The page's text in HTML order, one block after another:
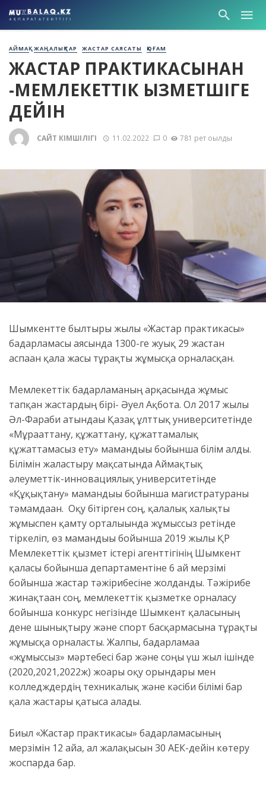
АЙМАҚ ЖАҢАЛЫҚТАР ЖАСТАР САЯСАТЫ ҚОҒАМ
ЖАСТАР ПРАКТИКАСЫНАН
-МЕМЛЕКЕТТІК ҚЫЗМЕТШІГЕ
ДЕЙІН
САЙТ ӘКІМШІЛІГІ 11.02.2022 0 781 рет оқылды
Шымкентте былтырғы жылы «Жастар практикасы»
бағдарламасы аясында 1300-ге жуық 29 жастан
аспаған қала жасы тұрақты жұмысқа орналасқан.
Мемлекеттік бағдарламаның арқасында жұмыс
тапқан жастардың бірі- Әуел Ақбота. Ол 2017 жылы
Әл-Фараби атындағы Қазақ ұлттық университетінде
«Мұрағаттану, құжаттану, құжаттамалық
құжаттамасыз ету» мамандығы бойынша білім алды.
Білімін жалғастыру мақсатында Аймақтық
әлеуметтік-инновациялық университетінде
«Құқықтану» мамандығы бойынша магистратураны
тәмамдаған. Оқу бітірген соң, қалалық халықты
жұмыспен қамту орталығында жұмыссыз ретінде
тіркеліп, өз мамандығы бойынша 2019 жылы ҚР
Мемлекеттік қызмет істері агенттігінің Шымкент
қаласы бойынша департаментіне 6 ай мерзімі
бойынша жастар тәжірибесіне жолданды. Тәжірибе
жинақтаған соң, мемлекеттік қызметке орналасу
бойынша конкурс негізінде Шымкент қаласының
дене шынықтыру және спорт басқармасына тұрақты
жұмысқа орналасты. Жалпы, бағдарламаға
«жұмыссыз» мәртебесі бар және соңғы үш жыл ішінде
(2020,2021,2022ж) жоғарғы оқу орындары мен
колледждердің техникалық және кәсіби білімі бар
қала жастары қатыса алады.
Биыл «Жастар практикасы» бағдарламасының
мерзімін 12 айға, ал жалақысын 30 АЕК-дейін көтеру
жоспарда бар.